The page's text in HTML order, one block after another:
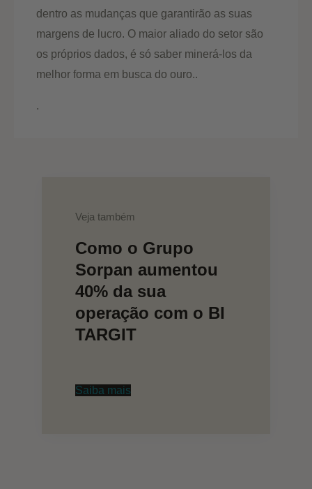
dentro as mudanças que garantirão as suas
margens de lucro. O maior aliado do setor são
os próprios dados, é só saber minerá-los da
melhor forma em busca do ouro..
.
Veja também
Como o Grupo
Sorpan aumentou
40% da sua
operação com o BI
TARGIT
Saiba mais